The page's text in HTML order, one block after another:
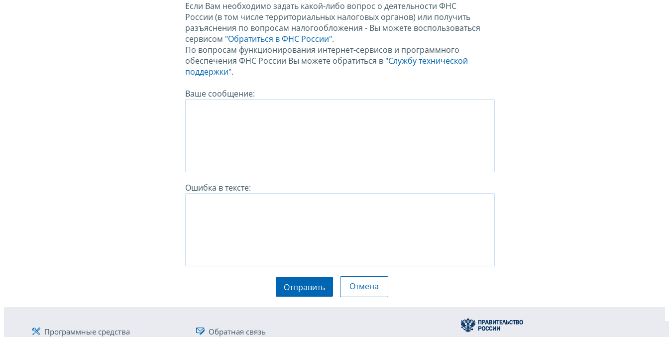
Если Вам необходимо задать какой-либо вопрос о деятельности ФНС
России (в том числе территориальных налоговых органов) или получить
разъяснения по вопросам налогообложения - Вы можете воспользоваться
сервисом "Обратиться в ФНС России".
По вопросам функционирования интернет-сервисов и программного
обеспечения ФНС России Вы можете обратиться в "Службу технической
поддержки".
Ваше сообщение:
Ошибка в тексте:
Отправить Отмена
Программные средства
Обратная связь